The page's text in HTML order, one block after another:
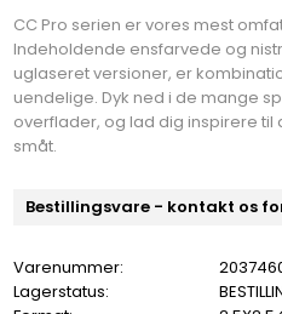
CC Pro serien er vores mest
Indeholdende ensfarvede og
uglaseret versioner, er
uendelige. Dyk ned i de mange
overflader, og lad dig inspirere
småt.
Bestillingsvare - kontakt os
Varenummer:
Lagerstatus: